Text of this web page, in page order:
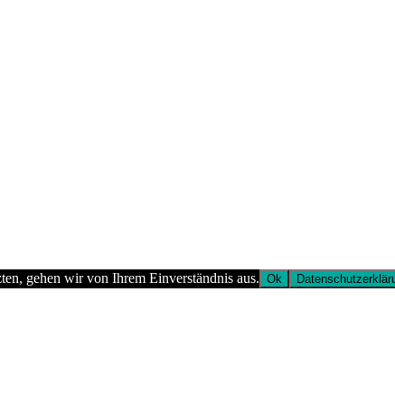
gehen wir von Ihrem Einverständnis aus. Ok